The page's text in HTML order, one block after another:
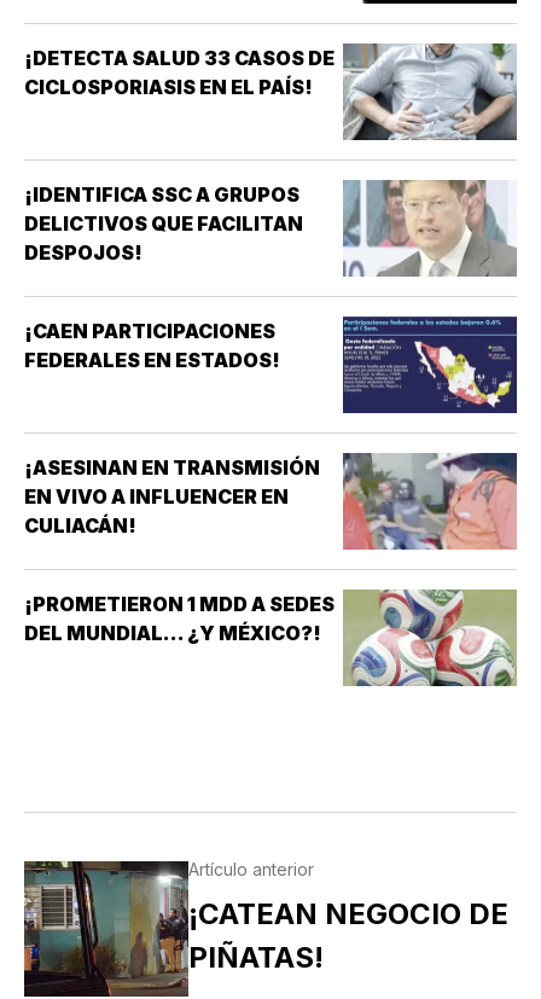
¡DETECTA SALUD 33 CASOS DE
CICLOSPORIASIS EN EL PAÍS!
¡IDENTIFICA SSC A GRUPOS
DELICTIVOS QUE FACILITAN
DESPOJOS!
¡CAEN PARTICIPACIONES
FEDERALES EN ESTADOS!
¡ASESINAN EN TRANSMISIÓN
EN VIVO A INFLUENCER EN
CULIACÁN!
¡PROMETIERON 1 MDD A SEDES
DEL MUNDIAL... ¿Y MÉXICO?!
Artículo anterior
¡CATEAN NEGOCIO DE
PIÑATAS!